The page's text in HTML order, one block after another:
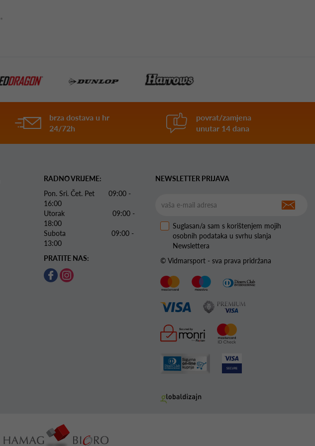
brza dostava u hr
24/72h
povrat/zamjena
unutar 14 dana
RADNO VRIJEME:
Pon. Sri. Čet. Pet 09:00 -
16:00
Utorak 09:00 -
18:00
Subota 09:00 -
13:00
PRATITE NAS:
NEWSLETTER PRIJAVA
Suglasan/a sam s korištenjem mojih
osobnih podataka u svrhu slanja
Newslettera
© Vidmarsport - sva prava pridržana